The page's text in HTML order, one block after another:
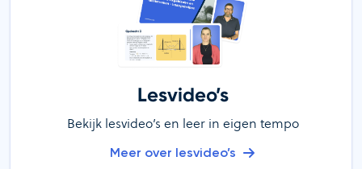
Lesvideo’s
Bekijk lesvideo’s en leer in eigen tempo
Meer over lesvideo’s